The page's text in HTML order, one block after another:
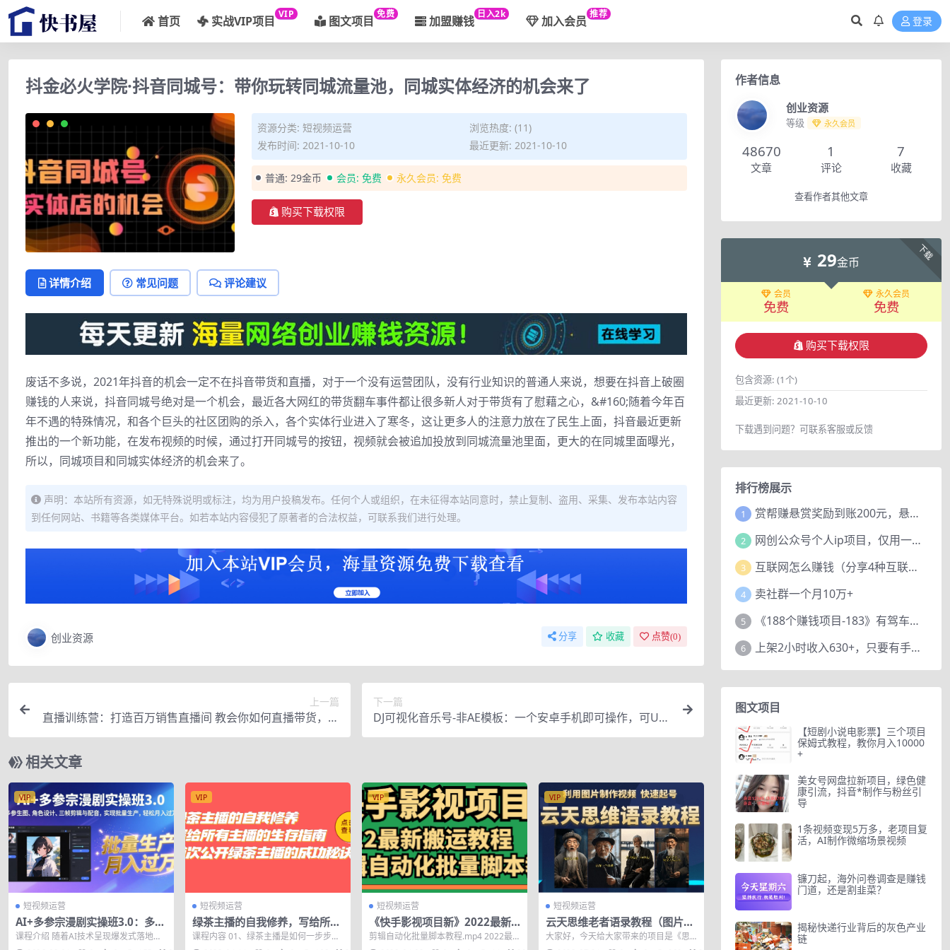
首页 实战VIP项目 VIP 图文项目 免费 加盟赚钱 日入2k 加入会员 推荐
登录
抖金必火学院·抖音同城号：带你玩转同城流量池，同城实体经济的机会来了
资源分类: 短视频运营
浏览热度: (11)
发布时间: 2021-10-10
最近更新: 2021-10-10
普通: 29金币 会员: 免费 永久会员: 免费
购买下载权限
详情介绍 常见问题 评论建议
废话不多说，2021年抖音的机会一定不在抖音带货和直播，对于一个没有运营团队，没有行业知识的普通人来说，想要在抖音上破圈
赚钱的人来说，抖音同城号绝对是一个机会，最近各大网红的带货翻车事件都让很多新人对于带货有了慰藉之心，&#160;随着今年百
年不遇的特殊情况，和各个巨头的社区团购的杀入，各个实体行业进入了寒冬，这让更多人的注意力放在了民生上面，抖音最近更新
推出的一个新功能，在发布视频的时候，通过打开同城号的按钮，视频就会被追加投放到同城流量池里面，更大的在同城里面曝光，
所以，同城项目和同城实体经济的机会来了。
声明：本站所有资源，如无特殊说明或标注，均为用户投稿发布。任何个人或组织，在未征得本站同意时，禁止复制、盗用、采集、发布本站内容
到任何网站、书籍等各类媒体平台。如若本站内容侵犯了原著者的合法权益，可联系我们进行处理。
创业资源 分享 收藏 点赞(0)
上一篇
直播训练营：打造百万销售直播间 教会你如何直播带货，抓
住直播大风口
下一篇
DJ可视化音乐号-非AE模板：一个安卓手机即可操作，可U盘
变现一单赚100+
相关文章
VIP
短视频运营
AI+多参宗漫剧实操班3.0：多参
生图、角色设计、三帧剪辑与配
音，实现批量生产，轻松月入过
课程介绍 随着AI技术呈现爆发式落地态
势，有一种新型内容形态叫做AI漫剧解
VIP
短视频运营
绿茶主播的自我修养，写给所有
主播的生存指南，首次公开绿茶
主播的成功秘诀
课程内容 01、绿茶主播是如何一步步成
长起来的.mp4 02、绿茶主播维护大哥
VIP
短视频运营
《快手影视项目新》2022最新
搬运教程+剪辑自动化批量脚本
剪辑自动化批量脚本教程.mp4 2022最
新快手搬运课程.mp4
VIP
短视频运营
云天思维老者语录教程（图片会
说话）详细教程+软件
大家好，今天给大家带来的项目是《思
维老者图片说话教程》，简单利用图片
作者信息
创业资源
等级 永久会员
48670
文章
1
评论
7
收藏
查看作者其他文章
下载
29金币
会员
免费
永久会员
免费
购买下载权限
包含资源: (1个)
最近更新: 2021-10-10
下载遇到问题？可联系客服或反馈
排行榜展示
1 赏帮赚悬赏奖励到账200元，悬赏任务多劳多得，人人可做。
2 网创公众号个人ip项目，仅用一篇文章做到全网引流！
3 互联网怎么赚钱（分享4种互联网赚钱模式）
4 卖社群一个月10万+
5 《188个赚钱项目-183》有驾车评项目，动动小手，复制粘贴赚44元！
6 上架2小时收入630+，只要有手就能做的AI搞钱项目，奶奶看完都能学会!
图文项目
【短剧小说电影票】三个项目
保姆式教程，教你月入10000
+
美女号网盘拉新项目，绿色健
康引流，抖音*制作与粉丝引
导
1条视频变现5万多，老项目复
活，AI制作微缩场景视频
镰刀起，海外问卷调查是赚钱
门道，还是割韭菜？
揭秘快递行业背后的灰色产业
链